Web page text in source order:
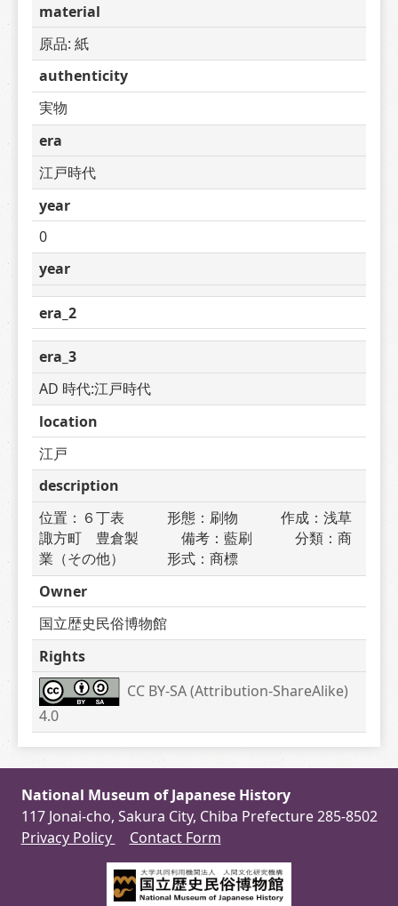
material
原品: 紙
authenticity
実物
era
江戸時代
year
0
year
era_2
era_3
AD 時代:江戸時代
location
江戸
description
位置：６丁表　　　形態：刷物　　　作成：浅草
諏方町　豊倉製　　　備考：藍刷　　　分類：商
業（その他）　　　形式：商標
Owner
国立歴史民俗博物館
Rights
CC BY-SA (Attribution-ShareAlike)
4.0
National Museum of Japanese History
117 Jonai-cho, Sakura City, Chiba Prefecture 285-8502
Privacy Policy
Contact Form